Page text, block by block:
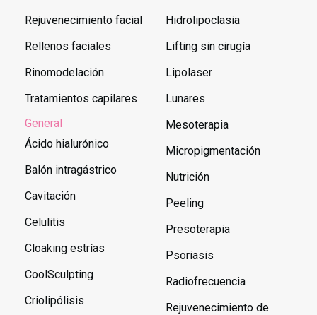
Rejuvenecimiento facial
Rellenos faciales
Rinomodelación
Tratamientos capilares
General
Ácido hialurónico
Balón intragástrico
Cavitación
Celulitis
Cloaking estrías
CoolSculpting
Criolipólisis
Hidrolipoclasia
Lifting sin cirugía
Lipolaser
Lunares
Mesoterapia
Micropigmentación
Nutrición
Peeling
Presoterapia
Psoriasis
Radiofrecuencia
Rejuvenecimiento de